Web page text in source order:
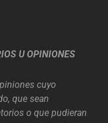
U OPINIONES
cuyo
que sean
o que pudieran